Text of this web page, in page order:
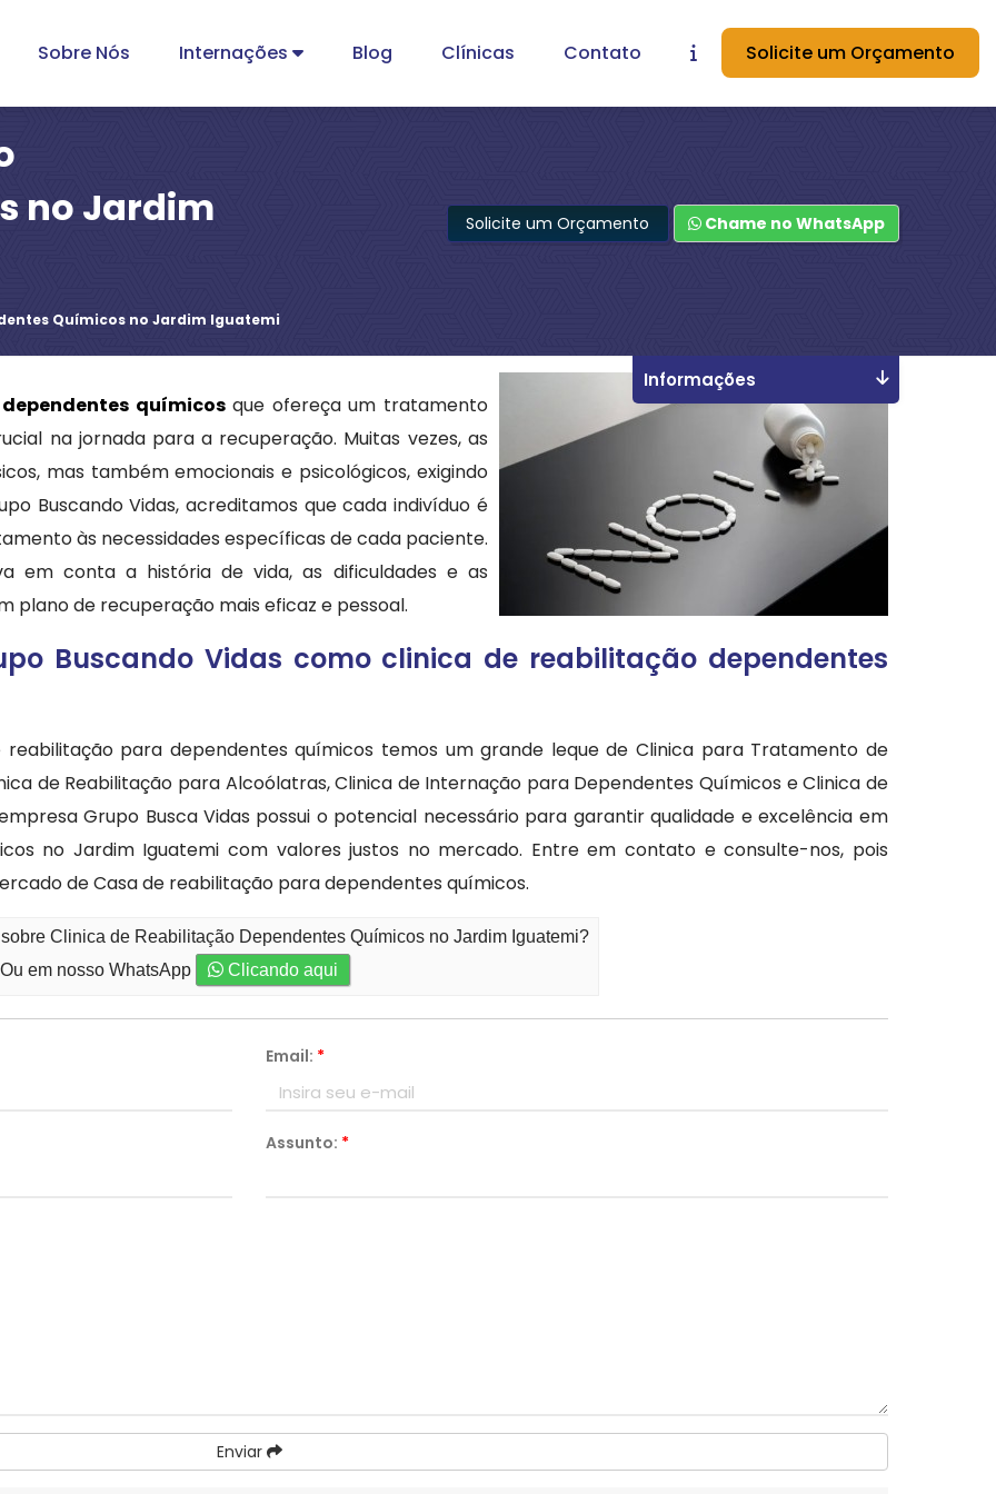
Sobre Nós
Internações
Blog Clínicas Contato Solicite um Orçamento
no Jardim
Químicos no Jardim Iguatemi
Solicite um Orçamento Chame no WhatsApp
químicosque ofereça um tratamento
na jornada para a recuperação. Muitas vezes, as
mas também emocionais e psicológicos, exigindo
Buscando Vidas, acreditamos que cada indivíduo é
às necessidades específicas de cada paciente.
em conta a história de vida, as dificuldades e as
plano de recuperação mais eficaz e pessoal.
Buscando Vidas como clinica de reabilitação dependentes
reabilitação para dependentes químicos temos um grande leque de Clinica para Tratamento de
de Reabilitação para Alcoólatras, Clinica de Internação para Dependentes Químicos e Clinica de
Grupo Busca Vidas possui o potencial necessário para garantir qualidade e excelência em
no Jardim Iguatemi com valores justos no mercado. Entre em contato e consulte-nos, pois
de Casa de reabilitação para dependentes químicos.
Clinica de Reabilitação Dependentes Químicos no Jardim Iguatemi?
em nosso WhatsApp
Clicando aqui
Email: *
Assunto: *
Enviar
Informações